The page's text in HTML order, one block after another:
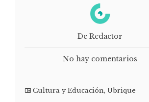
De Redactor
No hay comentarios
Cultura y Educación, Ubrique